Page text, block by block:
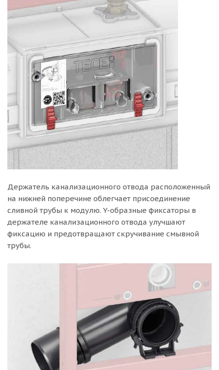
Держатель канализационного отвода расположенный
на нижней поперечине облегчает присоединение
сливной трубы к модулю. Y-образные фиксаторы в
держателе канализационного отвода улучшают
фиксацию и предотвращают скручивание смывной
трубы.